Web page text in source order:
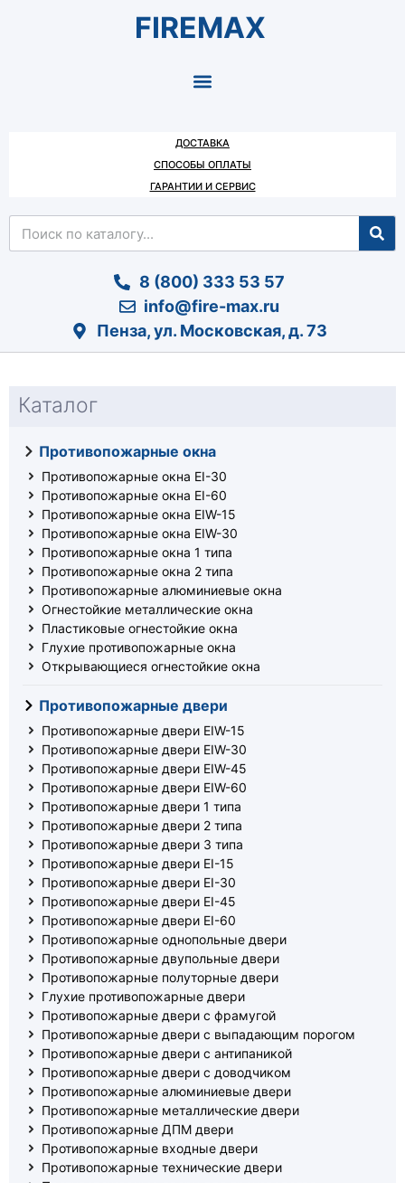
FIREMAX
ДОСТАВКА
СПОСОБЫ ОПЛАТЫ
ГАРАНТИИ И СЕРВИС
8 (800) 333 53 57
info@fire-max.ru
Пенза, ул. Московская, д. 73
Каталог
Противопожарные окна
Противопожарные окна EI-30
Противопожарные окна EI-60
Противопожарные окна EIW-15
Противопожарные окна EIW-30
Противопожарные окна 1 типа
Противопожарные окна 2 типа
Противопожарные алюминиевые окна
Огнестойкие металлические окна
Пластиковые огнестойкие окна
Глухие противопожарные окна
Открывающиеся огнестойкие окна
Противопожарные двери
Противопожарные двери EIW-15
Противопожарные двери EIW-30
Противопожарные двери EIW-45
Противопожарные двери EIW-60
Противопожарные двери 1 типа
Противопожарные двери 2 типа
Противопожарные двери 3 типа
Противопожарные двери EI-15
Противопожарные двери EI-30
Противопожарные двери EI-45
Противопожарные двери EI-60
Противопожарные однопольные двери
Противопожарные двупольные двери
Противопожарные полуторные двери
Глухие противопожарные двери
Противопожарные двери с фрамугой
Противопожарные двери с выпадающим порогом
Противопожарные двери с антипаникой
Противопожарные двери с доводчиком
Противопожарные алюминиевые двери
Противопожарные металлические двери
Противопожарные ДПМ двери
Противопожарные входные двери
Противопожарные технические двери